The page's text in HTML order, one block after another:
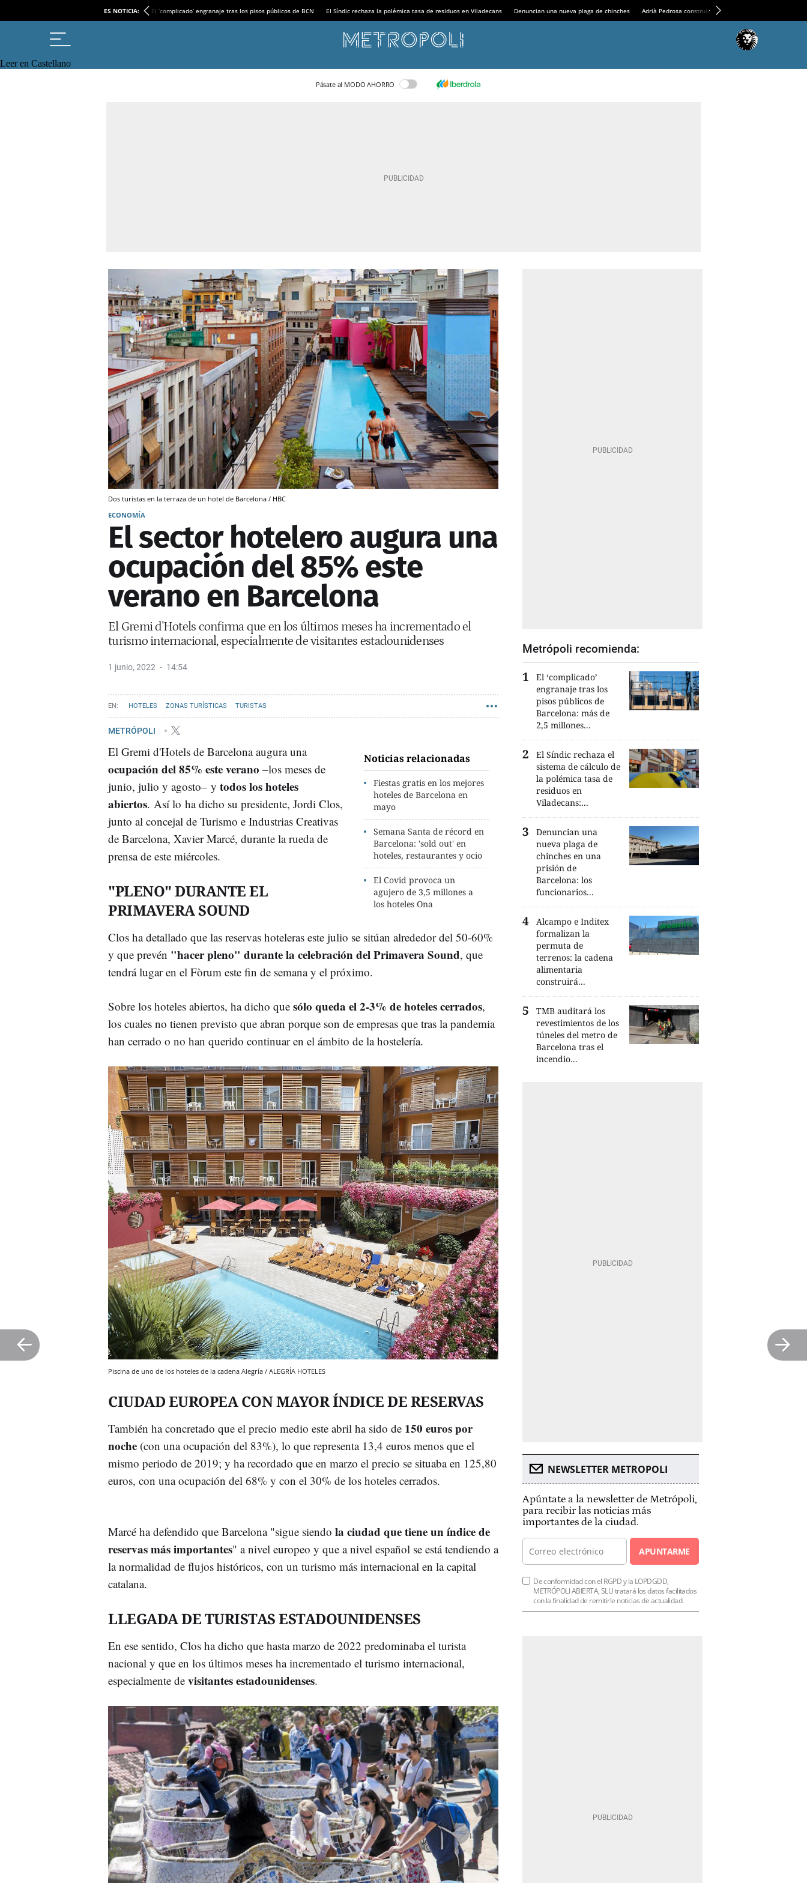
ES NOTICIA: El ‘complicado’ engranaje tras los pisos públicos de BCN El Síndic rechaza la polémica tasa de residuos en Viladecans Denuncian una nueva plaga de chinches Adrià Pedrosa construirá la nueva residencia en el
Leer en Castellano
Pásate al MODO AHORRO
Dos turistas en la terraza de un hotel de Barcelona / HBC
ECONOMÍA
El sector hotelero augura una
ocupación del 85% este
verano en Barcelona
El Gremi d'Hotels confirma que en los últimos meses ha incrementado el
turismo internacional, especialmente de visitantes estadounidenses
1 junio, 2022 14:54
HOTELES ZONAS TURÍSTICAS TURISTAS
METRÓPOLI
Noticias relacionadas
Fiestas gratis en los mejores
hoteles de Barcelona en
mayo
Semana Santa de récord en
Barcelona: 'sold out' en
hoteles, restaurantes y ocio
El Covid provoca un
agujero de 3,5 millones a
los hoteles Ona
El Gremi d'Hotels de Barcelona augura una
ocupación del 85% este verano –los meses de
junio, julio y agosto– y todos los hoteles
abiertos. Así lo ha dicho su presidente, Jordi Clos,
junto al concejal de Turismo e Industrias Creativas
de Barcelona, Xavier Marcé, durante la rueda de
prensa de este miércoles.
"PLENO" DURANTE EL
PRIMAVERA SOUND
Clos ha detallado que las reservas hoteleras este julio se sitúan alrededor del 50-60%
y que prevén "hacer pleno" durante la celebración del Primavera Sound, que
tendrá lugar en el Fòrum este fin de semana y el próximo.
Sobre los hoteles abiertos, ha dicho que sólo queda el 2-3% de hoteles cerrados,
los cuales no tienen previsto que abran porque son de empresas que tras la pandemia
han cerrado o no han querido continuar en el ámbito de la hostelería.
Piscina de uno de los hoteles de la cadena Alegría / ALEGRÍA HOTELES
CIUDAD EUROPEA CON MAYOR ÍNDICE DE RESERVAS
También ha concretado que el precio medio este abril ha sido de 150 euros por
noche (con una ocupación del 83%), lo que representa 13,4 euros menos que el
mismo periodo de 2019; y ha recordado que en marzo el precio se situaba en 125,80
euros, con una ocupación del 68% y con el 30% de los hoteles cerrados.
Marcé ha defendido que Barcelona "sigue siendo la ciudad que tiene un índice de
reservas más importantes" a nivel europeo y que a nivel español se está tendiendo a
la normalidad de flujos históricos, con un turismo más internacional en la capital
catalana.
LLEGADA DE TURISTAS ESTADOUNIDENSES
En ese sentido, Clos ha dicho que hasta marzo de 2022 predominaba el turista
nacional y que en los últimos meses ha incrementado el turismo internacional,
especialmente de visitantes estadounidenses.
Metrópoli recomienda:
El ‘complicado’
engranaje tras los
pisos públicos de
Barcelona: más de
2,5 millones...
El Síndic rechaza el
sistema de cálculo de
la polémica tasa de
residuos en
Viladecans:...
Denuncian una
nueva plaga de
chinches en una
prisión de
Barcelona: los
funcionarios...
Alcampo e Inditex
formalizan la
permuta de
terrenos: la cadena
alimentaria
construirá...
TMB auditará los
revestimientos de los
túneles del metro de
Barcelona tras el
incendio...
NEWSLETTER METROPOLI
Apúntate a la newsletter de Metrópoli,
para recibir las noticias más
importantes de la ciudad.
APUNTARME
De conformidad con el RGPD y la LOPDGDD,
METRÓPOLI ABIERTA, SLU tratará los datos facilitados
con la finalidad de remitirle noticias de actualidad.